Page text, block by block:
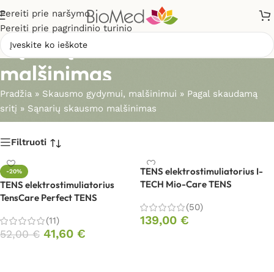
Pereiti prie naršymo
Pereiti prie pagrindinio turinio
Sąnarių skausmo
malšinimas
Pradžia » Skausmo gydymui, malšinimui » Pagal skaudamą
sritį » Sąnarių skausmo malšinimas
Filtruoti
-20%
TENS elektrostimuliatorius
TensCare Perfect TENS
(11)
52,00€ 41,60 €
TENS elektrostimuliatorius I-
TECH Mio-Care TENS
(50)
139,00 €